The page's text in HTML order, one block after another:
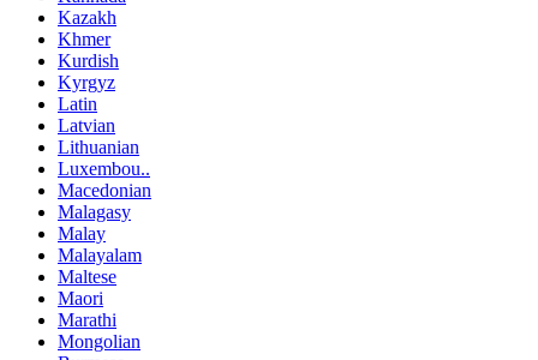
Kazakh
Khmer
Kurdish
Kyrgyz
Latin
Latvian
Lithuanian
Luxembou..
Macedonian
Malagasy
Malay
Malayalam
Maltese
Maori
Marathi
Mongolian